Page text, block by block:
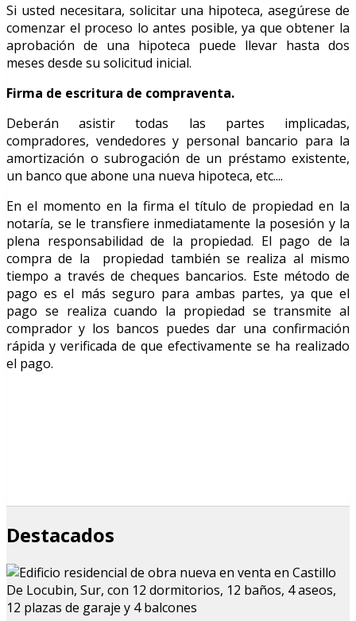
Si usted necesitara, solicitar una hipoteca, asegúrese de
comenzar el proceso lo antes posible, ya que obtener la
aprobación de una hipoteca puede llevar hasta dos
meses desde su solicitud inicial.
Firma de escritura de compraventa.
Deberán asistir todas las partes implicadas,
compradores, vendedores y personal bancario para la
amortización o subrogación de un préstamo existente,
un banco que abone una nueva hipoteca, etc....
En el momento en la firma el título de propiedad en la
notaría, se le transfiere inmediatamente la posesión y la
plena responsabilidad de la propiedad. El pago de la
compra de la propiedad también se realiza al mismo
tiempo a través de cheques bancarios. Este método de
pago es el más seguro para ambas partes, ya que el
pago se realiza cuando la propiedad se transmite al
comprador y los bancos puedes dar una confirmación
rápida y verificada de que efectivamente se ha realizado
el pago.
Destacados